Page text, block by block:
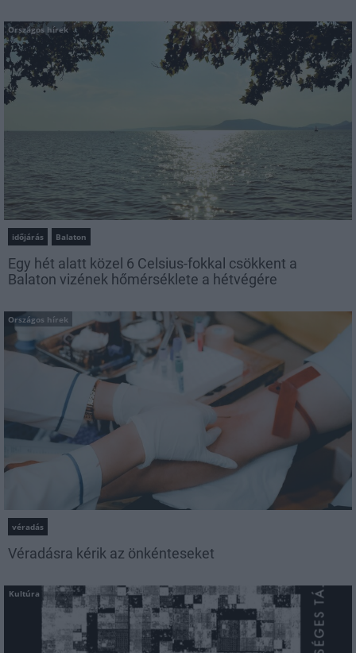
Országos hírek
időjárás Balaton
Egy hét alatt közel 6 Celsius-fokkal csökkent a
Balaton vizének hőmérséklete a hétvégére
Országos hírek
véradás
Véradásra kérik az önkénteseket
Kultúra